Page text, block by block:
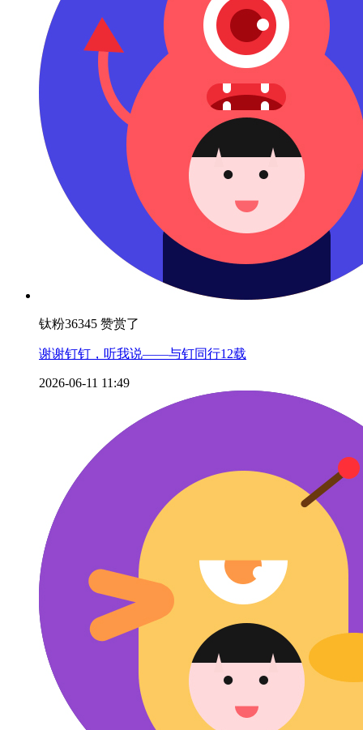
钛粉36345 赞赏了
谢谢钉钉，听我说——与钉同行12载
2026-06-11 11:49